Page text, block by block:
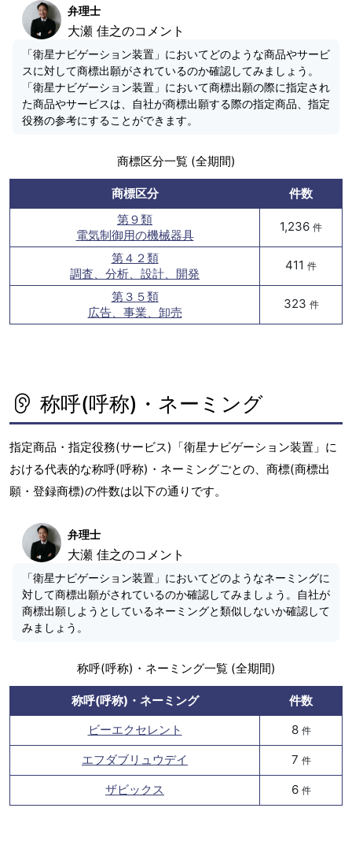
弁理士
大瀬 佳之のコメント
「衛星ナビゲーション装置」においてどのような商品やサービ
スに対して商標出願がされているのか確認してみましょう。
「衛星ナビゲーション装置」において商標出願の際に指定され
た商品やサービスは、自社が商標出願する際の指定商品、指定
役務の参考にすることができます。
商標区分一覧 (全期間)
商標区分
件数
第９類
電気制御用の機械器具
1,236 件
第４２類
調査、分析、設計、開発
411 件
第３５類
広告、事業、卸売
323 件
称呼(呼称)・ネーミング
指定商品・指定役務(サービス)「衛星ナビゲーション装置」に
おける代表的な称呼(呼称)・ネーミングごとの、商標(商標出
願・登録商標)の件数は以下の通りです。
弁理士
大瀬 佳之のコメント
「衛星ナビゲーション装置」においてどのようなネーミングに
対して商標出願がされているのか確認してみましょう。自社が
商標出願しようとしているネーミングと類似しないか確認して
みましょう。
称呼(呼称)・ネーミング一覧 (全期間)
称呼(呼称)・ネーミング
件数
ビーエクセレント
8 件
エフダブリュウデイ 7 件
ザビックス 6 件